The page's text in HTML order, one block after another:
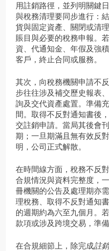
用註銷路徑，並列明關鍵
與稅務清理要同步進行：
貨與固定資產、關閉或清
賬目與必要的稅務申報。
資、代通知金、年假及強
客戶，終止合同或服務。
其次，向稅務機關申請不
步往往涉及補交歷史報表
詢及交代資產處置。準備
間。取得不反對通知書後
交註銷申請。當局其後會
期；一旦期滿且無有效反
明，公司正式解散。
在時間線方面，稅務不反
合規情況與資料完整度，
冊機關的公告及處理期亦
理稅務、取得不反對通知
的週期約為六至九個月。
款項或涉及跨境交易，準
在合規細節上，除完成註